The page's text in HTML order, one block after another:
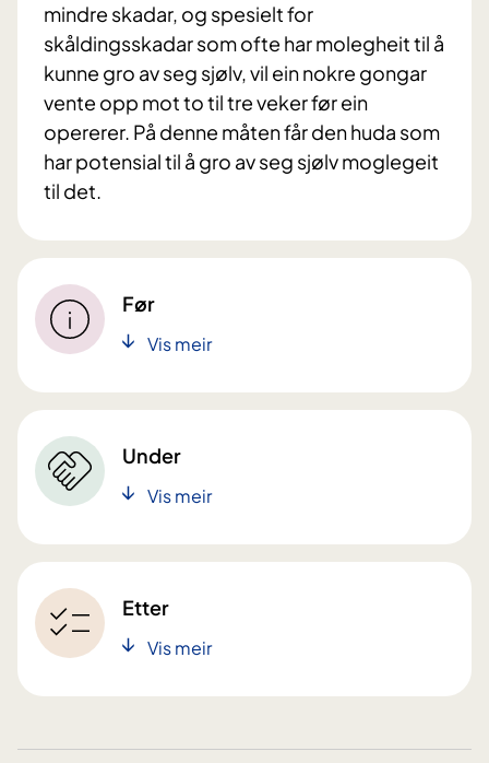
mindre skadar, og spesielt for
skåldingsskadar som ofte har molegheit til å
kunne gro av seg sjølv, vil ein nokre gongar
vente opp mot to til tre veker før ein
opererer. På denne måten får den huda som
har potensial til å gro av seg sjølv moglegeit
til det.
Før
Vis meir
Under
Vis meir
Etter
Vis meir